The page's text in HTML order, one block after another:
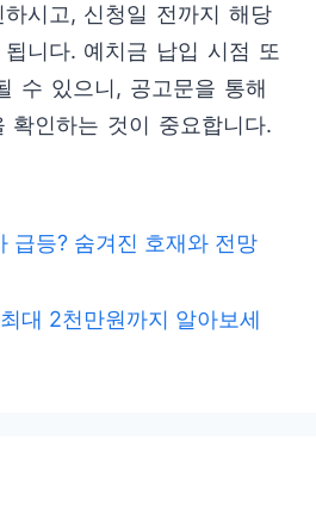
시고, 신청일 전까지 해당
니다. 예치금 납입 시점 또
수 있으니, 공고문을 통해
확인하는 것이 중요합니다.
급등? 숨겨진 호재와 전망
대 2천만원까지 알아보세